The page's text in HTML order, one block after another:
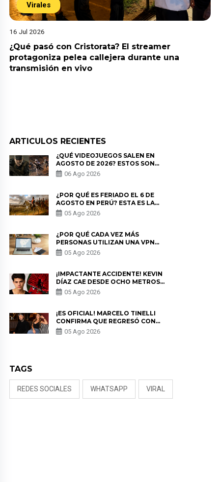
Virales
16 Jul 2026
¿Qué pasó con Cristorata? El streamer
protagoniza pelea callejera durante una
transmisión en vivo
ARTICULOS RECIENTES
¿QUÉ VIDEOJUEGOS SALEN EN
AGOSTO DE 2026? ESTOS SON
LOS ESTRENOS MÁS ESPERADOS
06 Ago 2026
¿POR QUÉ ES FERIADO EL 6 DE
AGOSTO EN PERÚ? ESTA ES LA
HISTORIA
05 Ago 2026
¿POR QUÉ CADA VEZ MÁS
PERSONAS UTILIZAN UNA VPN
PARA PROTEGER SU
PRIVACIDAD?
05 Ago 2026
¡IMPACTANTE ACCIDENTE! KEVIN
DÍAZ CAE DESDE OCHO METROS
EN “ESTO ES GUERRA” Y GENERA
PREOCUPACIÓN
05 Ago 2026
¡ES OFICIAL! MARCELO TINELLI
CONFIRMA QUE REGRESÓ CON
MILETT FIGUEROA: “EL AMOR
PUDO MÁS”
05 Ago 2026
TAGS
REDES SOCIALES WHATSAPP VIRAL